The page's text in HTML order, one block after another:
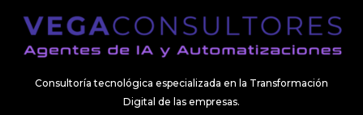
Consultoría tecnológica especializada en la Transformación
Digital de las empresas.